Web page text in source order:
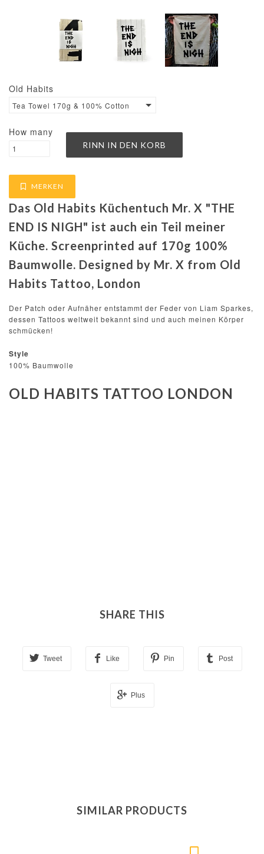
Old Habits
Tea Towel 170g & 100% Cotton
How many
MERKEN
Das Old Habits Küchentuch Mr. X "THE
END IS NIGH" ist auch ein Teil meiner
Küche. Screenprinted auf 170g 100%
Baumwolle. Designed by Mr. X from Old
Habits Tattoo, London
Der Patch oder Aufnäher entstammt der Feder von Liam Sparkes,
dessen Tattoos weltweit bekannt sind und auch meinen Körper
schmücken!
Style
100% Baumwolle
OLD HABITS TATTOO LONDON
SHARE THIS
Tweet Like Pin Post
Plus
SIMILAR PRODUCTS